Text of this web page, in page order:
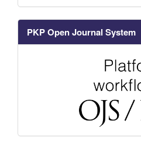
PKP Open Journal System